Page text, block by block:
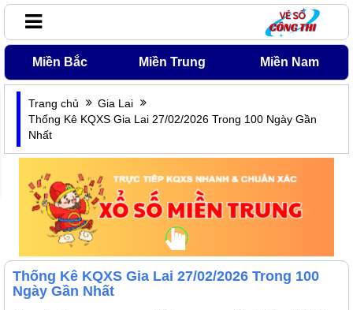
Miền Bắc Miền Trung Miền Nam
Trang chủ
Gia Lai
Thống Kê KQXS Gia Lai 27/02/2026 Trong 100 Ngày Gần
Nhất
Thống Kê KQXS Gia Lai 27/02/2026 Trong 100
Ngày Gần Nhất